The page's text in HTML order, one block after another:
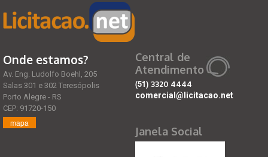
Onde estamos?
Av. Eng. Ludolfo Boehl, 205
Salas 301 e 302 Teresópolis
Porto Alegre - RS
CEP: 91720-150
mapa
Central de
Atendimento
(51) 3320 4444
comercial@licitacao.net
Janela Social